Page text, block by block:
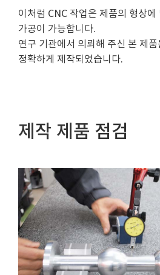
이처럼 CNC 작업은 제품의 형상에
가공이 가능합니다.
연구 기관에서 의뢰해 주신 본 제
정확하게 제작되었습니다.
제작 제품 점검